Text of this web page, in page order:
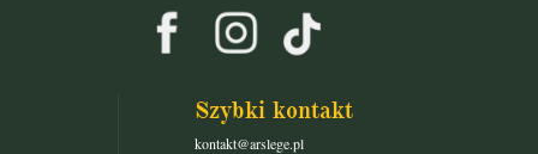
Szybki kontakt
kontakt@arslege.pl